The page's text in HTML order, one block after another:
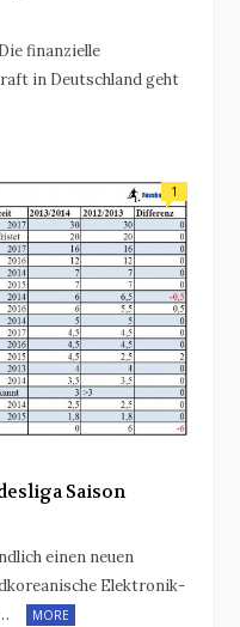
finanzielle
in Deutschland geht
1
Saison
einen neuen
Elektronik-
MORE